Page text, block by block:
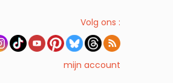
Volg ons :
mijn account